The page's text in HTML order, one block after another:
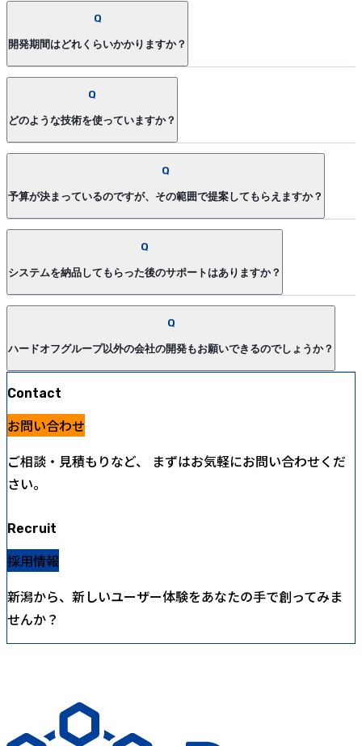
Q
開発期間はどれくらいかかりますか？
Q
どのような技術を使っていますか？
Q
予算が決まっているのですが、その範囲で提案してもらえますか？
Q
システムを納品してもらった後のサポートはありますか？
Q
ハードオフグループ以外の会社の開発もお願いできるのでしょうか？
Contact
お問い合わせ
ご相談・見積もりなど、 まずはお気軽にお問い合わせくだ
さい。
Recruit
採用情報
新潟から、新しいユーザー体験をあなたの手で創ってみま
せんか？